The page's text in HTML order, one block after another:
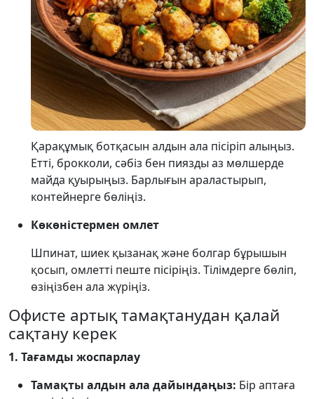
Қарақұмық ботқасын алдын ала пісіріп алыңыз.
Етті, брокколи, сәбіз бен пиязды аз мөлшерде
майда қуырыңыз. Барлығын араластырып,
контейнерге бөліңіз.
Көкөністермен омлет
Шпинат, шиек қызанақ және болгар бұрышын
қосып, омлетті пеште пісіріңіз. Тілімдерге бөліп,
өзіңізбен ала жүріңіз.
Офисте артық тамақтанудан қалай
сақтану керек
1. Тағамды жоспарлау
Тамақты алдын ала дайындаңыз: Бір аптаға